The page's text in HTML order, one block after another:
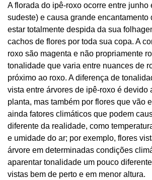
A florada do ipê-roxo ocorre entre junho
sudeste) e causa grande encantamento
estar totalmente despida da sua
cachos de flores por toda sua copa. A
roxo são magenta e não propriamente
tonalidade que varia entre nuances de
próximo ao roxo. A diferença de
vista entre árvores de ipê-roxo é devido
planta, mas também por flores que vão
ainda fatores climáticos que podem
diferente da realidade, como
e umidade do ar; por exemplo, flores
árvore em determinadas condições
aparentar tonalidade um pouco
vistas bem de perto e em menor altura.